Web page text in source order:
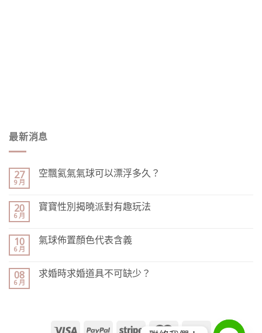
最新消息
27
9 月
空飄氦氣氣球可以漂浮多久？
20
6 月
寶寶性別揭曉派對有趣玩法
10
6 月
氣球佈置顏色代表含義
08
6 月
求婚時求婚道具不可缺少？